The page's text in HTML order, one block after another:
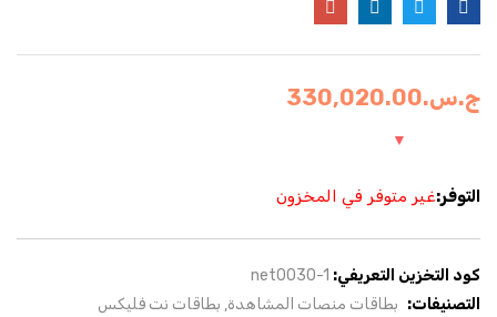
تذكرنى
تسجيل الدخول
ج.س.330,020.00
التوفر:غير متوفر في المخزون
كود التخزين التعريفي: net0030-1
التصنيفات: بطاقات منصات المشاهدة بطاقات نت فليكس